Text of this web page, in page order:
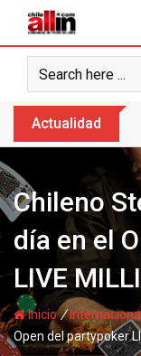
content
Actualidad
Chileno
día en el
LIVE
Inicio/
Open del partypoker